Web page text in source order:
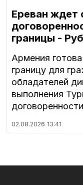
Ереван ждет
границы -
Армения
границу для
обладателей
выполнения
02.08.2026 13:41